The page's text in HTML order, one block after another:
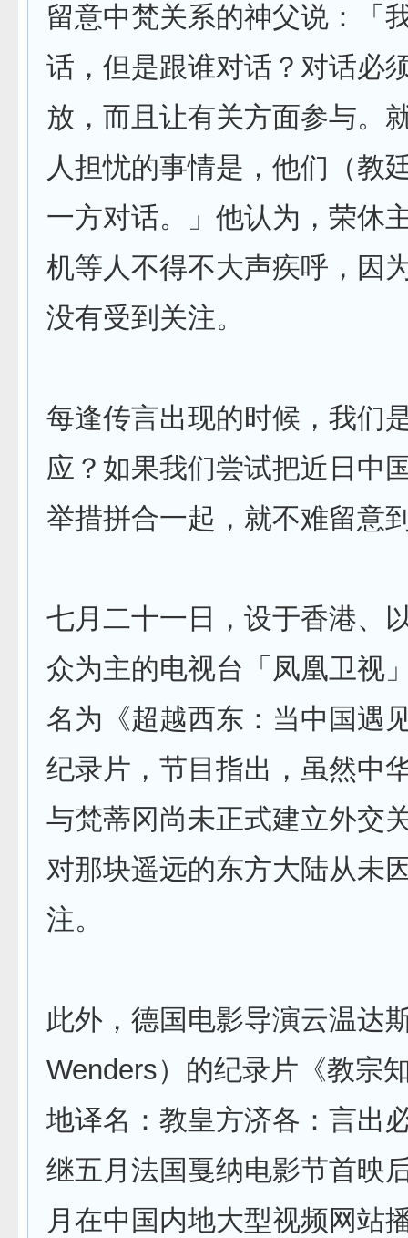
留意中梵关系的神父说：「
话，但是跟谁对话？对话必
放，而且让有关方面参与。
人担忧的事情是，他们（教
一方对话。」他认为，荣休
机等人不得不大声疾呼，因
没有受到关注。
每逢传言出现的时候，我们
应？如果我们尝试把近日中
举措拼合一起，就不难留意
七月二十一日，设于香港、
众为主的电视台「凤凰卫视
名为《超越西东：当中国遇
纪录片，节目指出，虽然中
与梵蒂冈尚未正式建立外交
对那块遥远的东方大陆从未
注。
此外，德国电影导演云温达
Wenders）的纪录片《教宗
地译名：教皇方济各：言出
继五月法国戛纳电影节首映
月在中国内地大型视频网站